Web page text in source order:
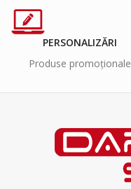
PERSONALIZĂRI
Produse promoționale